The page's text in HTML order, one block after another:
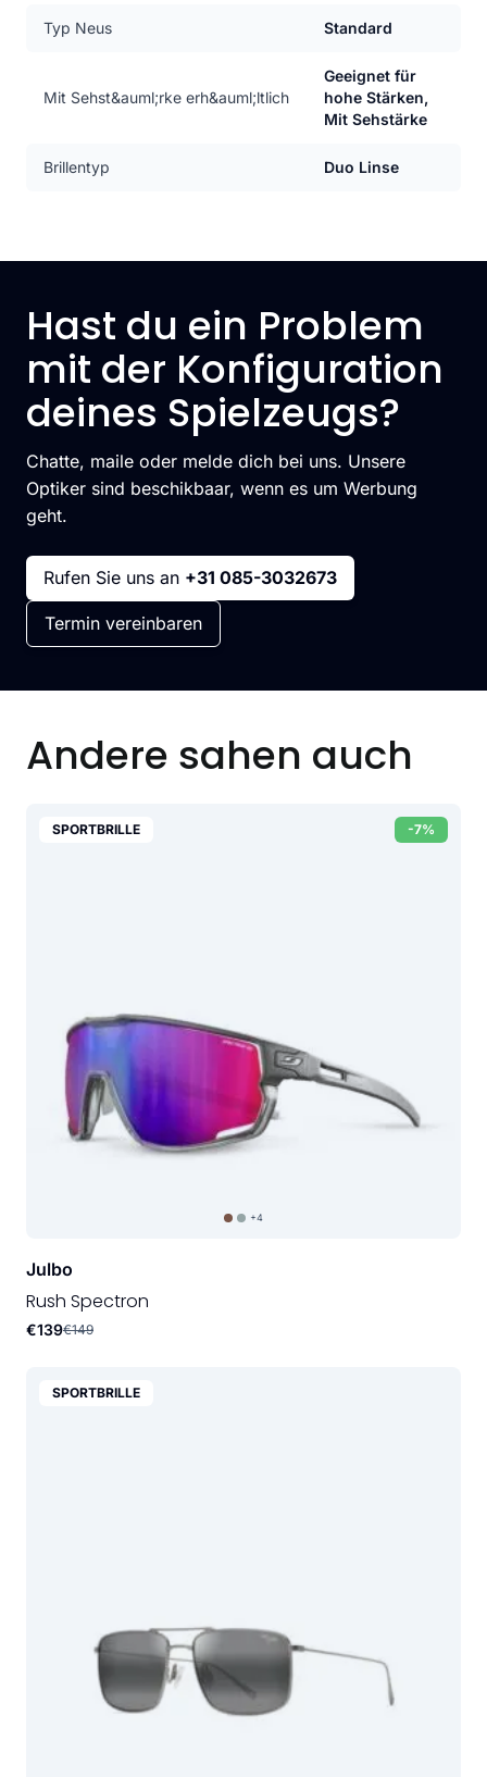
Typ Neus Standard
Mit Sehst&auml;rke erh&auml;ltlich
Geeignet für
hohe Stärken,
Mit Sehstärke
Brillentyp Duo Linse
Hast du ein Problem
mit der Konfiguration
deines Spielzeugs?
Chatte, maile oder melde dich bei uns. Unsere
Optiker sind beschikbaar, wenn es um Werbung
geht.
Rufen Sie uns an +31 085-3032673
Termin vereinbaren
Andere sahen auch
-7%
SPORTBRILLE
+4
Julbo
Rush Spectron
€139€149
SPORTBRILLE